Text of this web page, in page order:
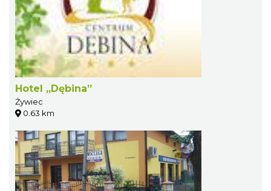
Hotel „Dębina”
Żywiec
0.63 km